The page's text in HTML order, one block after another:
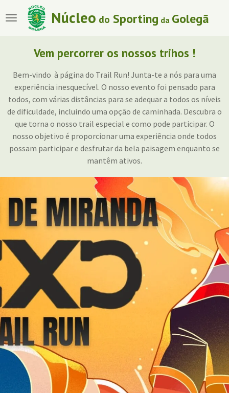
para
conteúdo
principal
Núcleo do Sporting da Golegã
Vem percorrer os nossos trihos !
Bem-vindo à página do Trail Run! Junta-te a nós para uma
experiência inesquecível. O nosso evento foi pensado para
todos, com várias distâncias para se adequar a todos os níveis
de dificuldade, incluindo uma opção de caminhada. Descubra o
que torna o nosso trail especial e como pode participar. O
nosso objetivo é proporcionar uma experiência onde todos
possam participar e desfrutar da bela paisagem enquanto se
mantêm ativos.